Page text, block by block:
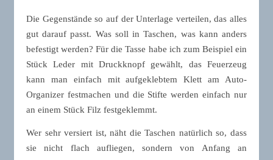
Die Gegenstände so auf der Unterlage verteilen, das alles
gut darauf passt. Was soll in Taschen, was kann anders
befestigt werden? Für die Tasse habe ich zum Beispiel ein
Stück Leder mit Druckknopf gewählt, das Feuerzeug
kann man einfach mit aufgeklebtem Klett am Auto-
Organizer festmachen und die Stifte werden einfach nur
an einem Stück Filz festgeklemmt.
Wer sehr versiert ist, näht die Taschen natürlich so, dass
sie nicht flach aufliegen, sondern von Anfang an